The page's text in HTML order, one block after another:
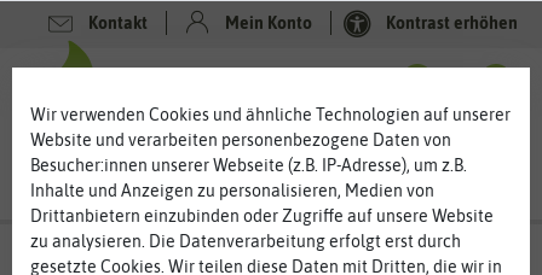
Kontakt Mein Konto Kontrast erhöhen
Wir verwenden Cookies und ähnliche Technologien auf unserer
Website und verarbeiten personenbezogene Daten von
Besucher:innen unserer Webseite (z.B. IP-Adresse), um z.B.
Inhalte und Anzeigen zu personalisieren, Medien von
Drittanbietern einzubinden oder Zugriffe auf unsere Website
zu analysieren. Die Datenverarbeitung erfolgt erst durch
gesetzte Cookies. Wir teilen diese Daten mit Dritten, die wir in